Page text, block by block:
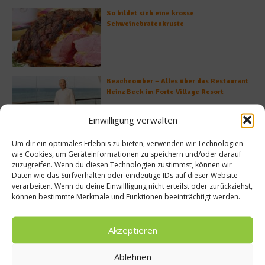
Einwilligung verwalten
Um dir ein optimales Erlebnis zu bieten, verwenden wir Technologien
wie Cookies, um Geräteinformationen zu speichern und/oder darauf
zuzugreifen. Wenn du diesen Technologien zustimmst, können wir
Daten wie das Surfverhalten oder eindeutige IDs auf dieser Website
verarbeiten. Wenn du deine Einwillligung nicht erteilst oder zurückziehst,
können bestimmte Merkmale und Funktionen beeinträchtigt werden.
Akzeptieren
Ablehnen
So bildet sich eine krosse
Schweinebratenkruste
Beachcomber – Alles über das Restaurant
Heinz Beck im Forte Village Resort
Was ist der Unterschied zwischen Limonen
und Limetten?